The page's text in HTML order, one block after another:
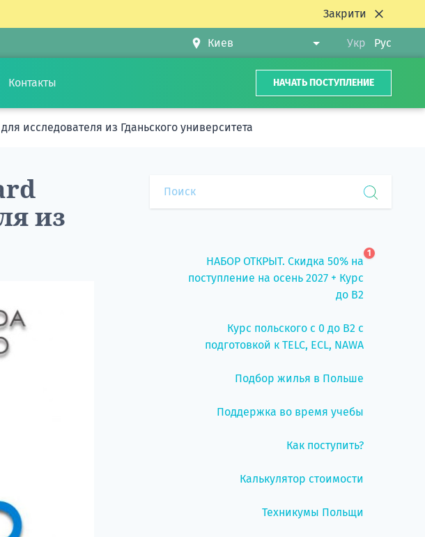
Закрити
Укр Рус
Контакты НАЧАТЬ ПОСТУПЛЕНИЕ
исследователя из Гданьского университета
из
НАБОР ОТКРЫТ. Скидка 50% на
поступление на осень 2027 + Курс
до B2
1
Курс польского с 0 до B2 с
подготовкой к TELC, ECL, NAWA
Подбор жилья в Польше
Поддержка во время учебы
Как поступить?
Калькулятор стоимости
Техникумы Польщи